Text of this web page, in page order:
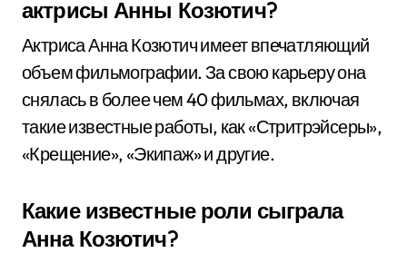
актрисы Анны Козютич?
Актриса Анна Козютич имеет впечатляющий
объем фильмографии. За свою карьеру она
снялась в более чем 40 фильмах, включая
такие известные работы, как «Стритрэйсеры»,
«Крещение», «Экипаж» и другие.
Какие известные роли сыграла
Анна Козютич?